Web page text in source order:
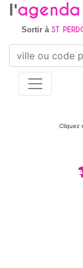
l'agenda
Sortir à ST
Cliquez